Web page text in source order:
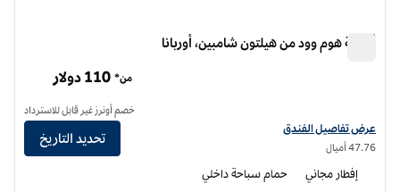
أجنحة هوم وود من هيلتون شامبين، أوربانا
عرض تفاصيل فندق أجنحة هوم وود من هيلتون تشامبيجن، أوربانا
عرض تفاصيل الفندق
47.76 أميال
من* 110 دولار
خصم أونرز غير قابل للاسترداد
تحديد التاريخ
إفطار مجاني حمام سباحة داخلي